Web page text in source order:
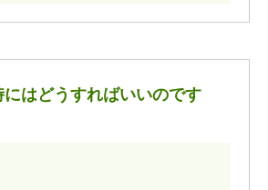
はどうすればいいのです